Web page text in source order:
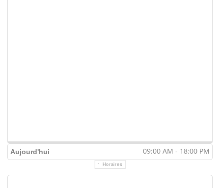
Aujourd'hui 09:00 AM - 18:00 PM
Horaires